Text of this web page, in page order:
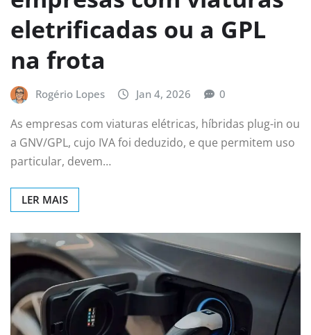
eletrificadas ou a GPL
na frota
Rogério Lopes Jan 4, 2026 0
As empresas com viaturas elétricas, híbridas plug-in ou
a GNV/GPL, cujo IVA foi deduzido, e que permitem uso
particular, devem…
LER MAIS